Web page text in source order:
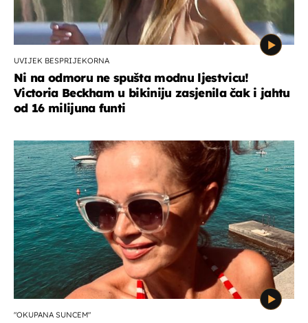
UVIJEK BESPRIJEKORNA
Ni na odmoru ne spušta modnu ljestvicu!
Victoria Beckham u bikiniju zasjenila čak i jahtu
od 16 milijuna funti
"OKUPANA SUNCEM"